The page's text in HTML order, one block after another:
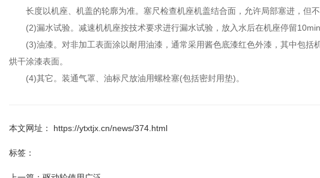
长度以机座、机盖的轮廓为准。塞尺检查机座机盖结合面，允许局部塞进，但
(2)漏水试验。减速机机座按技术要求进行漏水试验，放入水后在机座停留10min
(3)油漆。对非加工表面涂以耐用油漆，通常采用酱色底漆红色外漆，其中包括
烘干涂漆表面。
(4)其它。装通气罩、油标尺放油用螺栓塞(包括密封用垫)。
本文网址： https://ytxtjx.cn/news/374.html
标签：